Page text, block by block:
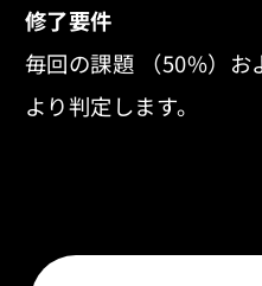
修了要件
毎回の課題 （50%）お
より判定します。